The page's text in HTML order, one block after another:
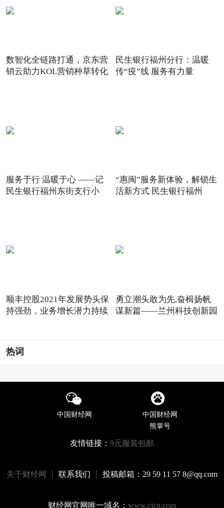
数智化全链路打通，京东营
销云助力KOL营销种草转化
民生银行福州分行：温暖
传“疫”线 服务有力量
服务于行 温暖于心 ——记
民生银行福州东街支行小
“惠闽”服务新体验，解锁生
活新方式 民生银行福州
顺丰控股2021年发展势头保
持强劲，业务增长潜力持续
勇立潮头敢为先,奋楫扬帆
谋新篇——兰州科技创新园
热词
中国财经网
中国财经网
熊掌号
友情链接： 9元服装包邮
关于财经网 ┊ 联系我们 ┊ 投稿邮箱：29 59 11 57 8@qq.com
财经网官网唯一域名： www.cjcn.com